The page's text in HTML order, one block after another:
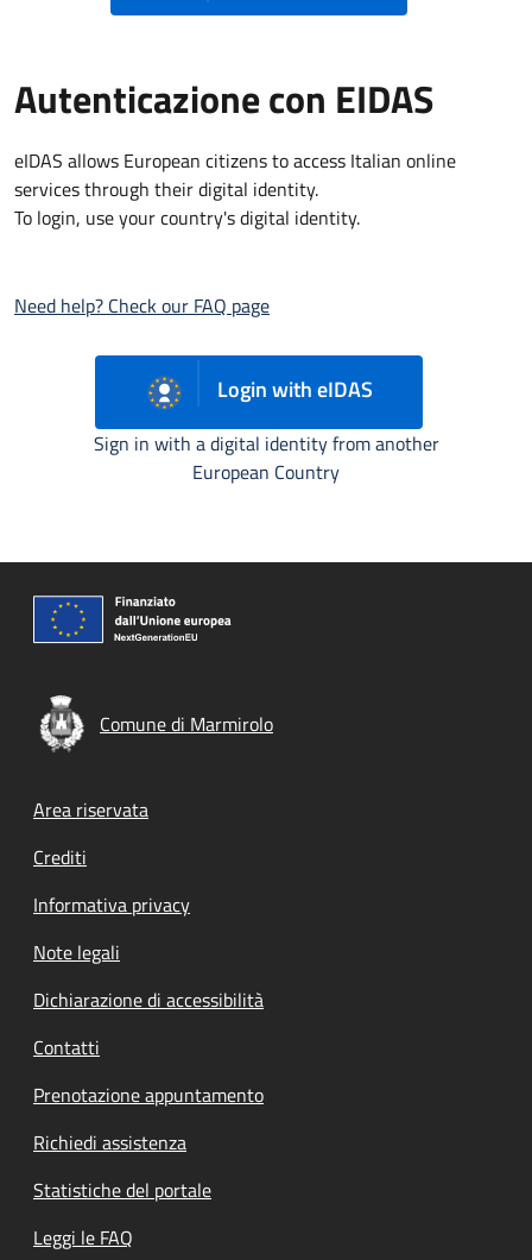
Autenticazione con EIDAS
eIDAS allows European citizens to access Italian online
services through their digital identity.
To login, use your country's digital identity.
Need help? Check our FAQ page
Login with eIDAS
Sign in with a digital identity from another
European Country
Comune di Marmirolo
Footer menu
Area riservata
Crediti
Informativa privacy
Note legali
Dichiarazione di accessibilità
Contatti
Prenotazione appuntamento
Richiedi assistenza
Statistiche del portale
Leggi le FAQ